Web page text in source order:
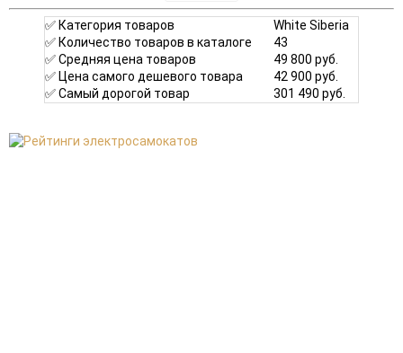
✅ Категория товаров
White Siberia
✅ Количество товаров в каталоге
43
✅ Средняя цена товаров
49 800 руб.
✅ Цена самого дешевого товара
42 900 руб.
✅ Самый дорогой товар
301 490 руб.